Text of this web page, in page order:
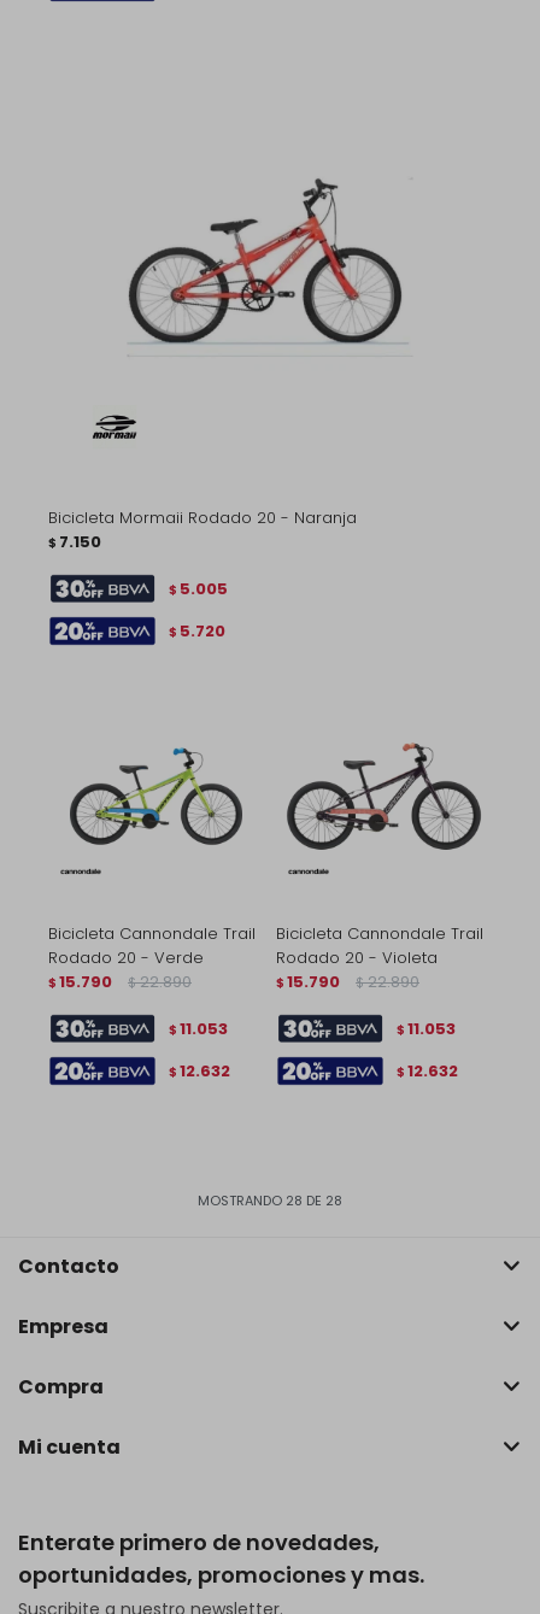
Bicicleta Mormaii Rodado 20 - Naranja
$ 7.150
$ 5.005
$ 5.720
Bicicleta Cannondale Trail
Rodado 20 - Verde
$ 15.790 $ 22.890
$ 11.053
$ 12.632
Bicicleta Cannondale Trail
Rodado 20 - Violeta
$ 15.790 $ 22.890
$ 11.053
$ 12.632
MOSTRANDO 28 DE 28
Enterate primero de novedades,
oportunidades, promociones y mas.
Contacto
Empresa
Compra
Mi cuenta